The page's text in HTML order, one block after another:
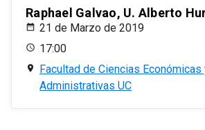
Raphael Galvao, U. Alberto
21 de Marzo de 2019
17:00
Facultad de Ciencias Económicas
Administrativas UC